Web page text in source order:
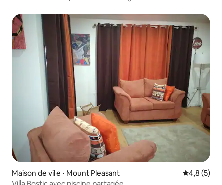
Maison de ville ⋅ Mount Pleasant Évaluation
4,8 (5)